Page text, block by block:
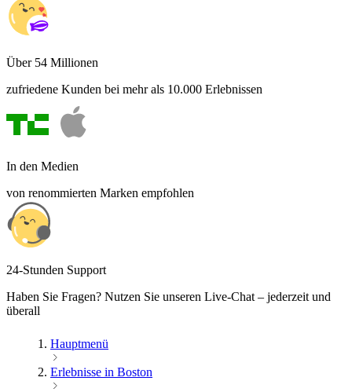
Über 54 Millionen
zufriedene Kunden bei mehr als 10.000 Erlebnissen
In den Medien
von renommierten Marken empfohlen
24-Stunden Support
Haben Sie Fragen? Nutzen Sie unseren Live-Chat – jederzeit und
überall
Hauptmenü
Erlebnisse in Boston